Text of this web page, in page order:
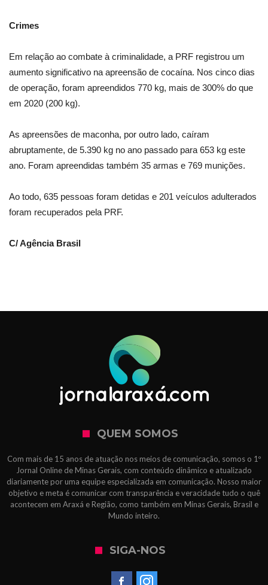
Crimes
Em relação ao combate à criminalidade, a PRF registrou um
aumento significativo na apreensão de cocaína. Nos cinco dias
de operação, foram apreendidos 770 kg, mais de 300% do que
em 2020 (200 kg).
As apreensões de maconha, por outro lado, caíram
abruptamente, de 5.390 kg no ano passado para 653 kg este
ano. Foram apreendidas também 35 armas e 769 munições.
Ao todo, 635 pessoas foram detidas e 201 veículos adulterados
foram recuperados pela PRF.
C/ Agência Brasil
QUEM SOMOS
Com mais de 15 anos de atuação nos meios de comunicação, somos o 1º
Jornal Online de Minas Gerais, com conteúdo dinâmico e atualizado
diariamente por uma equipe especializada em comunicação. Nosso maior
objetivo e meta é comunicar com transparência e veracidade tudo o quê
acontecem em Araxá e Região, como também em Minas Gerais, Brasil e
Mundo inteiro.
SIGA-NOS